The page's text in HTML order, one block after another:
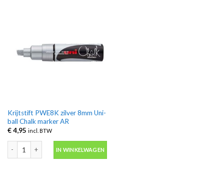
Krijtstift PWE8K zilver 8mm Uni-
ball Chalk marker AR
€4,95 incl. BTW
IN WINKELWAGEN